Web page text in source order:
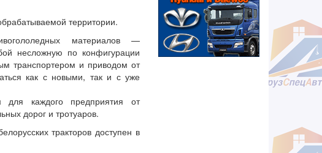
территории.
материалов —
несложную по конфигурации
транспортером и приводом от
как с новыми, так и с уже
каждого предприятия от
дорог и тротуаров.
тракторов доступен в